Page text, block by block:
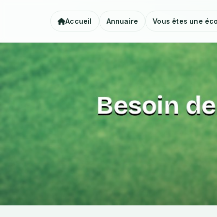
Accueil Annuaire Vous êtes une